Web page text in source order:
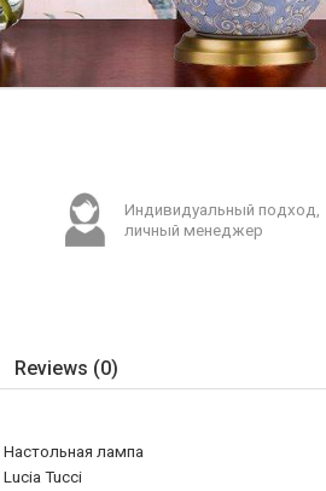
Индивидуальный подход,
личный менеджер
Reviews (0)
Настольная лампа
Lucia Tucci